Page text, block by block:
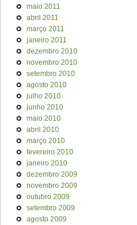
maio 2011
abril 2011
março 2011
janeiro 2011
dezembro 2010
novembro 2010
setembro 2010
agosto 2010
julho 2010
junho 2010
maio 2010
abril 2010
março 2010
fevereiro 2010
janeiro 2010
dezembro 2009
novembro 2009
outubro 2009
setembro 2009
agosto 2009